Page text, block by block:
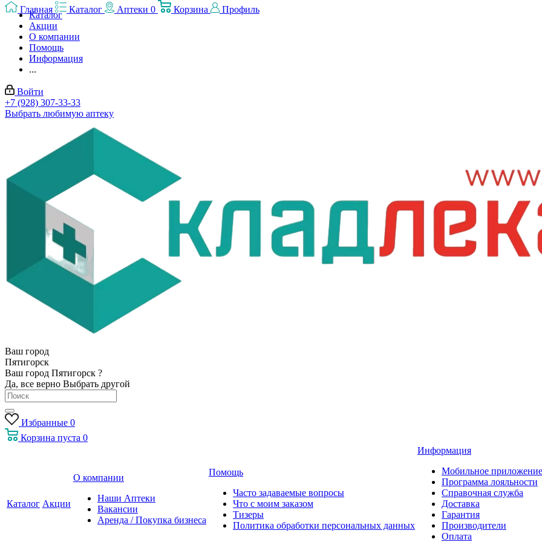
Каталог
Акции
О компании
Помощь
Информация
...
Войти
+7 (928) 307-33-33
Выбрать любимую аптеку
Ваш город
Пятигорск
Ваш город Пятигорск ?
Да, все верно Выбрать другой
Избранные 0
Корзина пуста 0
Каталог Акции
О компании
Наши Аптеки
Вакансии
Аренда / Покупка бизнеса
Помощь
Часто задаваемые вопросы
Что с моим заказом
Тизеры
Политика обработки персональных данных
Информация
Мобильное приложение
Программа лояльности
Справочная служба
Доставка
Гарантия
Производители
Оплата
Главная Каталог Аптеки 0 Корзина Профиль